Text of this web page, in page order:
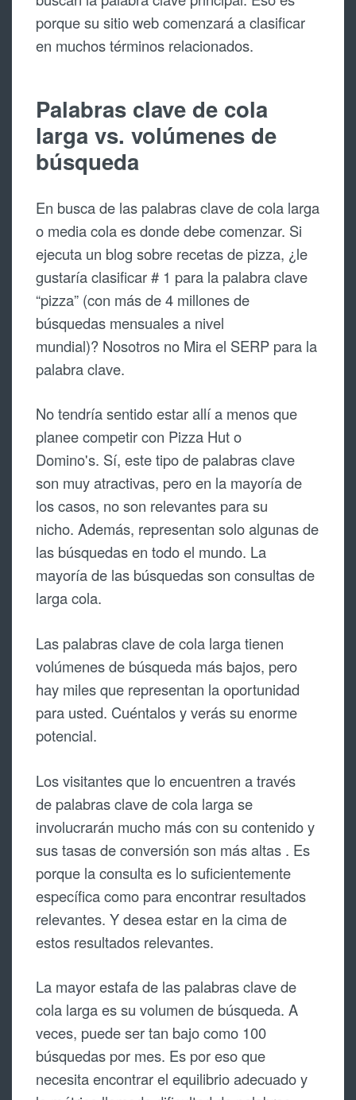
porque su sitio web comenzará a clasificar
en muchos términos relacionados.
Palabras clave de cola
larga vs. volúmenes de
búsqueda
En busca de las palabras clave de cola larga
o media cola es donde debe comenzar. Si
ejecuta un blog sobre recetas de pizza, ¿le
gustaría clasificar # 1 para la palabra clave
“pizza” (con más de 4 millones de
búsquedas mensuales a nivel
mundial)? Nosotros no Mira el SERP para la
palabra clave.
No tendría sentido estar allí a menos que
planee competir con Pizza Hut o
Domino's. Sí, este tipo de palabras clave
son muy atractivas, pero en la mayoría de
los casos, no son relevantes para su
nicho. Además, representan solo algunas de
las búsquedas en todo el mundo. La
mayoría de las búsquedas son consultas de
larga cola.
Las palabras clave de cola larga tienen
volúmenes de búsqueda más bajos, pero
hay miles que representan la oportunidad
para usted. Cuéntalos y verás su enorme
potencial.
Los visitantes que lo encuentren a través
de palabras clave de cola larga se
involucrarán mucho más con su contenido y
sus tasas de conversión son más altas . Es
porque la consulta es lo suficientemente
específica como para encontrar resultados
relevantes. Y desea estar en la cima de
estos resultados relevantes.
La mayor estafa de las palabras clave de
cola larga es su volumen de búsqueda. A
veces, puede ser tan bajo como 100
búsquedas por mes. Es por eso que
necesita encontrar el equilibrio adecuado y